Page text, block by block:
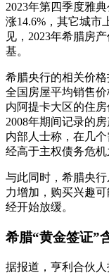
2023年第四季度雅
涨14.6%，其它城市
见，2023年希腊房
基。
希腊央行的相关价
全国房屋平均销售
内阿提卡大区的住
2008年期间记录的
内部人士称，在几
经高于主权债务危机
与此同时，希腊央
力增加，购买兴趣
经开始放缓。
希腊“黄金签证”
据报道，亨利合伙